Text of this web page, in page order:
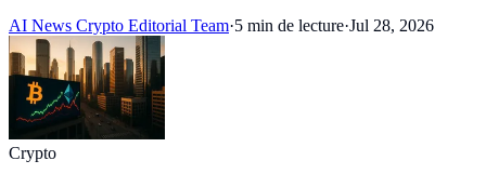
AI News Crypto Editorial Team·5 min de lecture·Jul 28, 2026
Crypto